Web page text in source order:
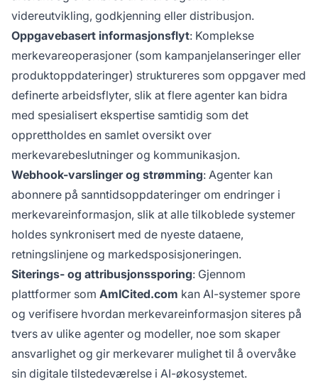
videreutvikling, godkjenning eller distribusjon.
Oppgavebasert informasjonsflyt: Komplekse
merkevareoperasjoner (som kampanjelanseringer eller
produktoppdateringer) struktureres som oppgaver med
definerte arbeidsflyter, slik at flere agenter kan bidra
med spesialisert ekspertise samtidig som det
opprettholdes en samlet oversikt over
merkevarebeslutninger og kommunikasjon.
Webhook-varslinger og strømming: Agenter kan
abonnere på sanntidsoppdateringer om endringer i
merkevareinformasjon, slik at alle tilkoblede systemer
holdes synkronisert med de nyeste dataene,
retningslinjene og markedsposisjoneringen.
Siterings- og attribusjonssporing: Gjennom
plattformer som AmICited.com kan AI-systemer spore
og verifisere hvordan merkevareinformasjon siteres på
tvers av ulike agenter og modeller, noe som skaper
ansvarlighet og gir merkevarer mulighet til å overvåke
sin digitale tilstedeværelse i AI-økosystemet.